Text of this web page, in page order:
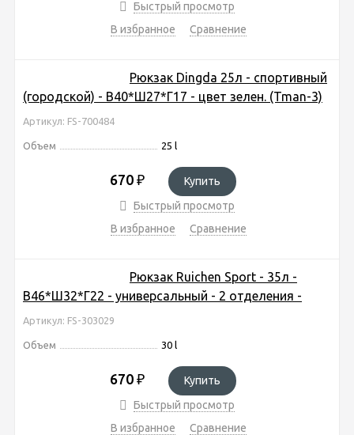
Быстрый просмотр
В избранное
Сравнение
Рюкзак Dingda 25л - спортивный
(городской) - В40*Ш27*Г17 - цвет зелен. (Tman-3)
Артикул: FS-700484
Объем 25 l
670 ₽
Купить
Быстрый просмотр
В избранное
Сравнение
Рюкзак Ruichen Sport - 35л -
В46*Ш32*Г22 - универсальный - 2 отделения -
Артикул: FS-303029
Объем 30 l
670 ₽
Купить
Быстрый просмотр
В избранное
Сравнение